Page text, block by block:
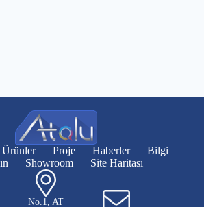
Ürünler Proje Haberler
Bilgi
Showroom Site Haritası
No.1, AT